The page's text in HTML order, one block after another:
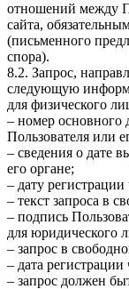
отношений между
сайта,
(письменного
спора).
8.2. Запрос,
следующую
для физического
– номер основного
Пользователя или
– сведения о дате
его органе;
– дату
– текст запроса в
– подпись
для юридического
– запрос в
– дата
– запрос должен